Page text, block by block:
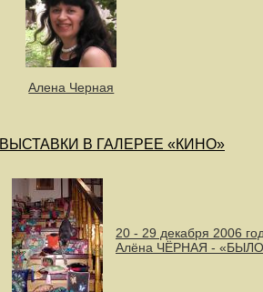
Алена Черная
ВЫСТАВКИ В ГАЛЕРЕЕ «КИНО»
20 - 29 декабря 2006
Алёна ЧЁРНАЯ -